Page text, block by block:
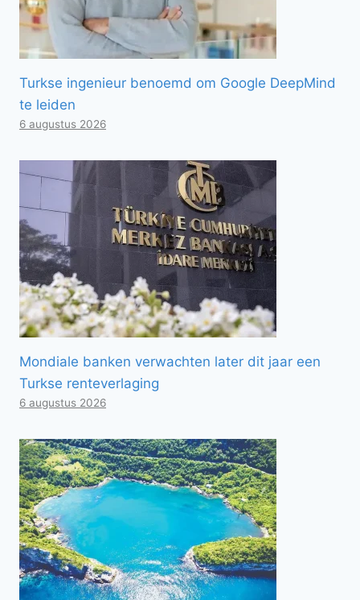
Turkse ingenieur benoemd om Google DeepMind
te leiden
6 augustus 2026
Mondiale banken verwachten later dit jaar een
Turkse renteverlaging
6 augustus 2026